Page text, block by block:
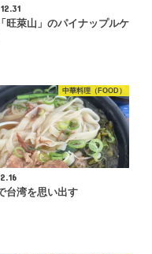
旺萊山」のパイナップルケ
中華料理（FOOD）
台湾を思い出す